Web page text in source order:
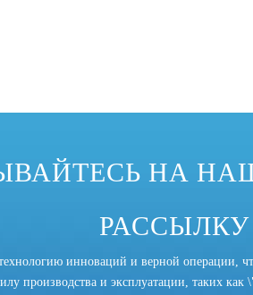
были широко использованыНА
РАССЫЛКУ
инноваций и верной операции,
производства и эксплуатации, таких как